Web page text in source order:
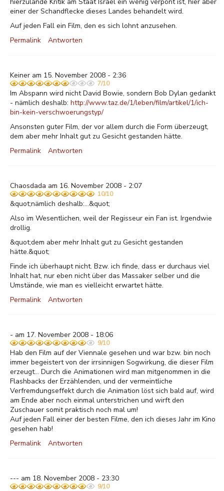
einer der Schandflecke dieses Landes behandelt wird.
Auf jeden Fall ein Film, den es sich lohnt anzusehen.
Permalink
Antworten
Keiner am 15. November 2008 - 2:36
7/10
Im Abspann wird nicht David Bowie, sondern Bob Dylan gedankt
- nämlich deshalb: http://www.taz.de/1/leben/film/artikel/1/ich-
bin-kein-verschwoerungstyp/
Ansonsten guter Film, der vor allem durch die Form überzeugt,
dem aber mehr Inhalt gut zu Gesicht gestanden hätte.
Permalink
Antworten
Chaosdada am 16. November 2008 - 2:07
10/10
&quot;nämlich deshalb:...&quot;
Also im Wesentlichen, weil der Regisseur ein Fan ist. Irgendwie
drollig.
&quot;dem aber mehr Inhalt gut zu Gesicht gestanden
hätte.&quot;
Finde ich überhaupt nicht. Bzw. ich finde, dass er durchaus viel
Inhalt hat, nur eben nicht über das Massaker selber und die
Umstände, wie man es vielleicht erwartet hätte.
Permalink
Antworten
- am 17. November 2008 - 18:06
9/10
Hab den Film auf der Viennale gesehen und war bzw. bin noch
immer begeistert von der irrsinnigen Sogwirkung, die dieser Film
erzeugt... Durch die Animationen wird man mitgenommen in die
Flashbacks der Erzählenden, und der vermeintliche
Verfremdungseffekt durch die Animation löst sich bald auf, wird
am Ende aber noch einmal unterstrichen und wirft den
Zuschauer somit praktisch noch mal um!
Auf jeden Fall einer der besten Filme, den ich dieses Jahr im Kino
gesehen hab!
Permalink
Antworten
--- am 18. November 2008 - 23:30
9/10